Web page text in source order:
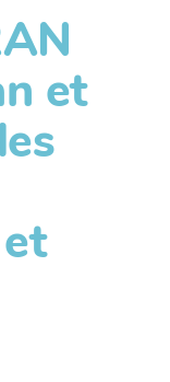
et